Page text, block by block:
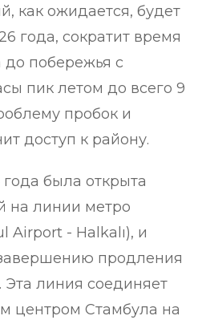
как ожидается, будет
года, сократит время
до побережья с
пик летом до всего 9
пробок и
доступ к району.
была открыта
на линии метро
Airport - Halkalı), и
продления
линия соединяет
центром Стамбула на